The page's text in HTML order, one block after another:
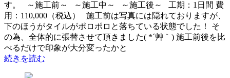
す。 ～施工前～ ～施工中～ ～施工後～ 工期：1日間 費
用：110,000（税込） 施工前は写真には隠れておりますが、
下のほうがタイルがポロポロと落ちている状態でした！ そ
の為、全体的に張替させて頂きました( *´艸｀) 施工前後を比
べるだけで印象が大分変ったかと
続きを読む